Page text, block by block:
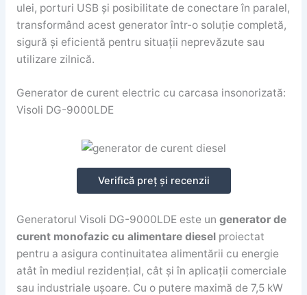
ulei, porturi USB și posibilitate de conectare în paralel,
transformând acest generator într-o soluție completă,
sigură și eficientă pentru situații neprevăzute sau
utilizare zilnică.
Generator de curent electric cu carcasa insonorizată:
Visoli DG-9000LDE
Verifică preț și recenzii
Generatorul Visoli DG-9000LDE este un generator de
curent monofazic cu alimentare dieselproiectat
pentru a asigura continuitatea alimentării cu energie
atât în mediul rezidențial, cât și în aplicații comerciale
sau industriale ușoare. Cu o putere maximă de 7,5 kW